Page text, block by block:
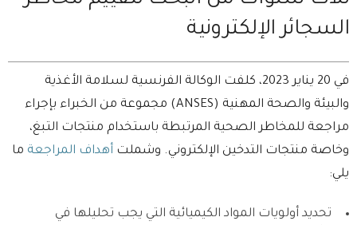
السجائر الإلكترونية
في 20 يناير 2023، كلفت الوكالة الفرنسية لسلامة الأغذية
والبيئة والصحة المهنية (ANSES) مجموعة من الخبراء بإجراء
مراجعة للمخاطر الصحية المرتبطة باستخدام منتجات التبغ،
وخاصة منتجات التدخين الإلكتروني. وشملت أهداف المراجعة ما
يلي:
تحديد أولويات المواد الكيميائية التي يجب تحليلها في